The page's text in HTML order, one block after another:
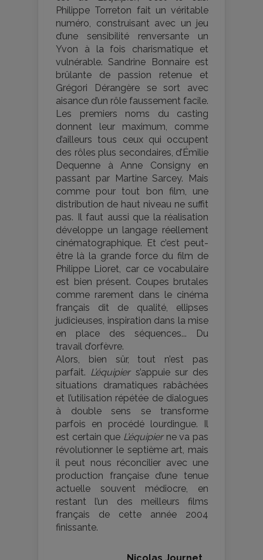
Philippe Torreton fait un véritable
numéro, construisant avec un jeu
d’une sensibilité renversante un
Yvon à la fois charismatique et
vulnérable. Sandrine Bonnaire est
brûlante de passion retenue et
Grégori Dérangère se sort avec
aisance d’un rôle faussement facile.
Les premiers noms du casting
donnent leur maximum, comme
d’ailleurs tous ceux qui occupent
des rôles plus secondaires, d’Émilie
Dequenne à Anne Consigny en
passant par Martine Sarcey. Mais
comme pour tout bon film, une
distribution de haut niveau ne suffit
pas. Il faut aussi que la réalisation
développe un langage réellement
cinématographique. Et c’est peut-
être là la grande force du film de
Philippe Lioret, car ce vocabulaire
est bien présent. Coupes brutales
comme rarement dans le cinéma
français dit de qualité, ellipses
judicieuses, inspiration dans la mise
en place des séquences... Du
travail d’orfèvre.
Alors, bien sûr, tout n’est pas
parfait. L’équipiers’appuie sur des
situations dramatiques rabâchées
et l’utilisation répétée de dialogues
à double sens se transforme
parfois en procédé lourdingue. Il
est certain que L’équipierne va pas
révolutionner le septième art, mais
il peut nous réconcilier avec une
production française d’une tenue
actuelle souvent médiocre, en
restant l’un des meilleurs films
français de cette année 2004
finissante.